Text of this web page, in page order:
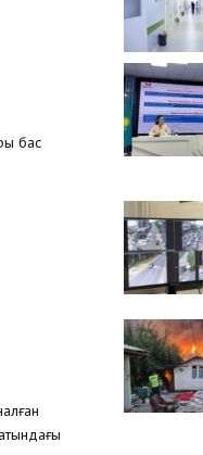
бас